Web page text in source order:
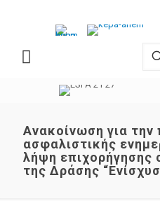
Ανακοίνωση για την
ασφαλιστικής
λήψη επιχορήγησης
της Δράσης